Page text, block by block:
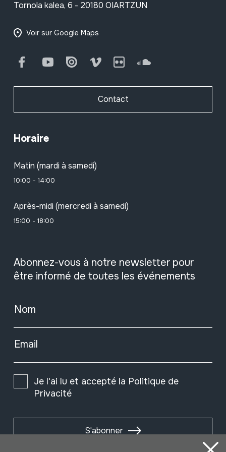
Tornola kalea, 6 - 20180 OIARTZUN
Voir sur Google Maps
FacebookYoutube Issuu Vimeo Flickr SoundCloud
Contact
Horaire
Matin (mardi à samedi)
10:00 - 14:00
Après-midi (mercredi à samedi)
15:00 - 18:00
Abonnez-vous à notre newsletter pour
être informé de toutes les événements
Nom
Email
Je l'ai lu et accepté la Politique de
Privacité
S'abonner